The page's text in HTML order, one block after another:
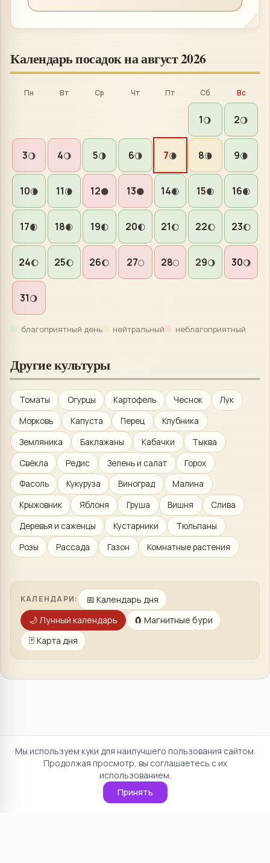
Календарь посадок наавгуст 2026
Пн Вт Ср Чт Пт Сб Вс
1🌖 2🌖
3🌖 4🌖 5🌗 6🌗 7🌘 8🌘 9🌘
10🌘 11🌘 12🌑 13🌑 14🌒 15🌒 16🌒
17🌒 18🌒 19🌓 20🌓 21🌔 22🌔 23🌔
24🌔 25🌔 26🌔 27🌕 28🌕 29🌖 30🌖
31🌖
благоприятный день нейтральный неблагоприятный
Другие культуры
Томаты Огурцы Картофель Чеснок
Лук
Морковь
Капуста Перец
Клубника
Земляника
Баклажаны Кабачки
Тыква
Свёкла
Редис Зелень и салат
Горох
Фасоль
Кукуруза Виноград
Малина
Крыжовник
Яблоня Груша Вишня
Слива
Деревья и саженцы
Кустарники
Тюльпаны
Розы
Рассада Газон Комнатные растения
КАЛЕНДАРИ: 📅 Календарь дня
🌙Лунный календарь 🧲 Магнитные бури
🃏 Карта дня
Мы используем куки для наилучшего пользования сайтом.
Продолжая просмотр, вы соглашаетесь с их
использованием.
Принять